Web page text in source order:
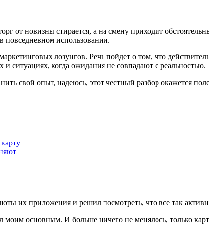
от новизны стирается, а на смену приходит
повседневном использовании.
лозунгов. Речь пойдет о том, что
и ситуациях, когда ожидания не совпадают с реальностью.
свой опыт, надеюсь, этот честный разбор окажется
их приложения и решил посмотреть, что все так
моим основным. И больше ничего не менялось, только